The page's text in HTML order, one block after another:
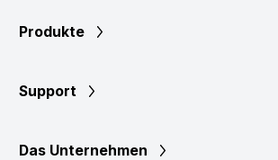
Produkte
Support
Das Unternehmen